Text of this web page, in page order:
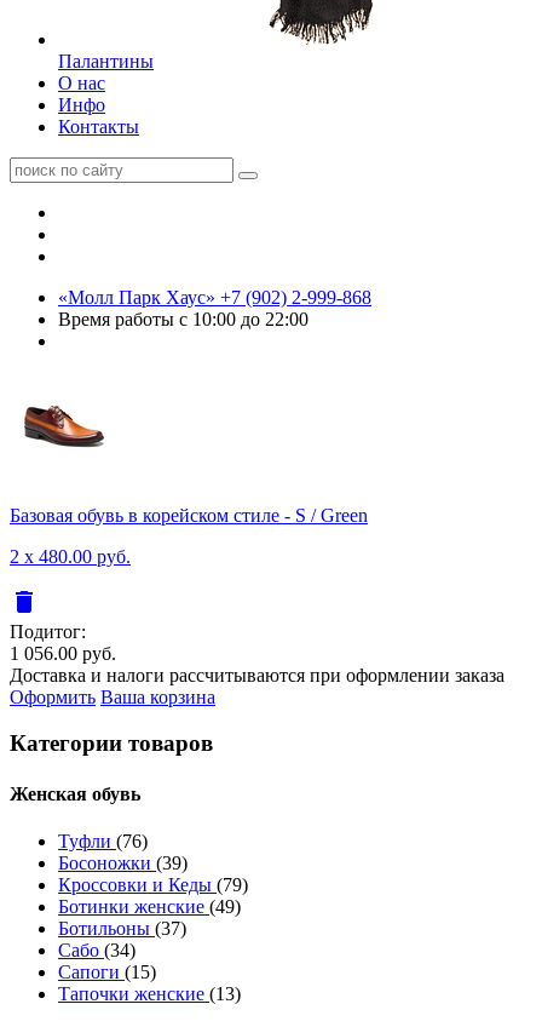
Палантины
О нас
Инфо
Контакты
«Молл Парк Хаус» +7 (902) 2-999-868
Время работы с 10:00 до 22:00
Базовая обувь в корейском стиле - S / Green
2 x 480.00 руб.
delete
Подитог:
1 056.00 руб.
Доставка и налоги рассчитываются при оформлении заказа
Оформить Ваша корзина
Категории товаров
Женcкая обувь
Туфли (76)
Босоножки (39)
Кроссовки и Кеды (79)
Ботинки женские (49)
Ботильоны (37)
Сабо (34)
Сапоги (15)
Тапочки женские (13)